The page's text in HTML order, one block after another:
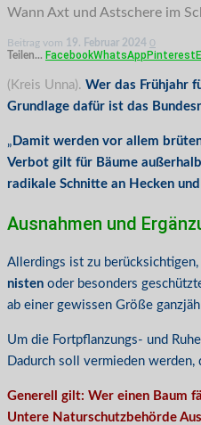
Wann Axt und Astschere im
Beitrag vom 19. Februar 2024 0
Teilen... FacebookWhatsAppPinterest
(Kreis Unna). Wer das Frühjahr
Grundlage dafür ist das
„ Damit werden vor allem
Verbot gilt für Bäume
radikale Schnitte an Hecken
Ausnahmen und
Allerdings ist zu
nisten oder besonders
ab einer gewissen Größe
Um die Fortpflanzungs- und
Dadurch soll vermieden
Generell gilt: Wer einen Baum
Untere Naturschutzbehörde